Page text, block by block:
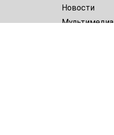
Новости
Мультимедиа